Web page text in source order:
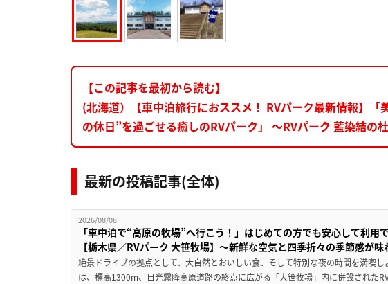
【この記事を最初から読む】
(北海道）【車中泊旅行におススメ！ RVパーク最新情報】
の休日”を過ごせる癒しのRVパーク」 ～RVパーク 藍染結の
最新の投稿記事(全体)
2026/08/08
「車中泊で“高原の牧場”へ行こう！」はじめての方でも安心して利用
【栃木県／RVパーク 大笹牧場】～新鮮な空気と四季折々の季節感が
絶景ドライブの拠点として、大自然とおいしい食、そして特別な夜の時間を満喫し
は、標高1300m、日光霧降高原道路の終点に広がる「大笹牧場」内に併設された